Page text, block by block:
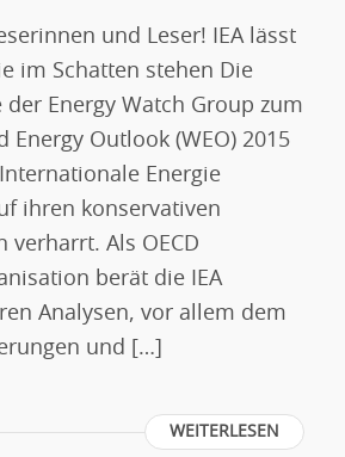
und Leser! IEA lässt
im Schatten stehen Die
der Energy Watch Group zum
Energy Outlook (WEO) 2015
Energie
ihren konservativen
verharrt. Als OECD
berät die IEA
Analysen, vor allem dem
und […]
WEITERLESEN